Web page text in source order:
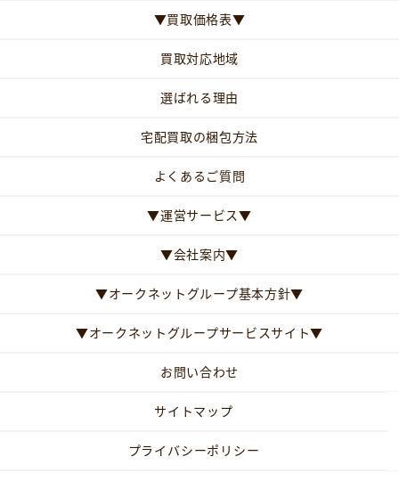
▼買取価格表▼
買取対応地域
選ばれる理由
宅配買取の梱包方法
よくあるご質問
▼運営サービス▼
▼会社案内▼
▼オークネットグループ基本方針▼
▼オークネットグループサービスサイト▼
お問い合わせ
サイトマップ
プライバシーポリシー